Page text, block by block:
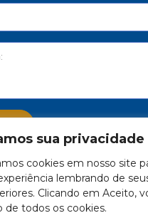
sua privacidade
cookies em nosso site
lembrando de
Clicando em Aceito,
de todos os cookies.